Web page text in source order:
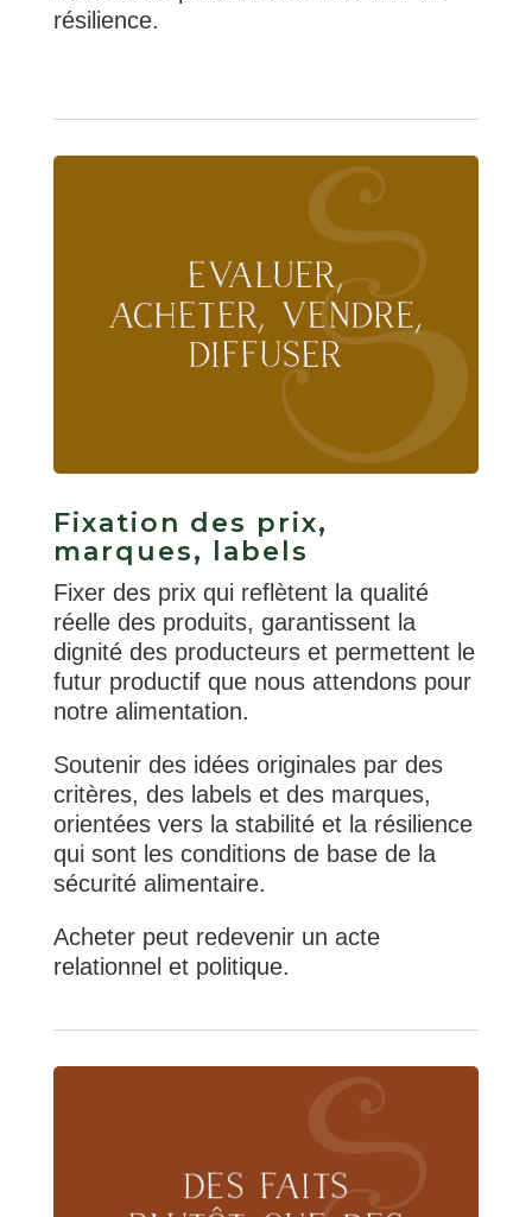
résilience.
Fixation des prix,
marques, labels
Fixer des prix qui reflètent la qualité
réelle des produits, garantissent la
dignité des producteurs et permettent le
futur productif que nous attendons pour
notre alimentation.
Soutenir des idées originales par des
critères, des labels et des marques,
orientées vers la stabilité et la résilience
qui sont les conditions de base de la
sécurité alimentaire.
Acheter peut redevenir un acte
relationnel et politique.